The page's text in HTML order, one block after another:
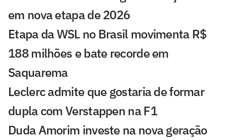
em nova etapa de 2026
Etapa da WSL no Brasil movimenta R$
188 milhões e bate recorde em
Saquarema
Leclerc admite que gostaria de formar
dupla com Verstappen na F1
Duda Amorim investe na nova geração